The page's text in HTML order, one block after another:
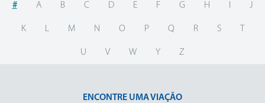
# A B C D E F G H J
K L M N O P Q R S
U V W Y Z
ENCONTRE UMA VIAÇÃO